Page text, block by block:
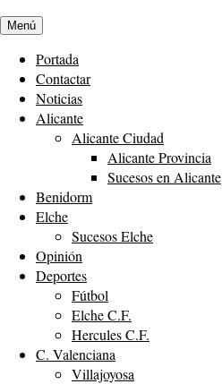
Menú
Portada
Contactar
Noticias
Alicante
Alicante Ciudad
Alicante Provincia
Sucesos en Alicante
Benidorm
Elche
Sucesos Elche
Opinión
Deportes
Fútbol
Elche C.F.
Hercules C.F.
C. Valenciana
Villajoyosa